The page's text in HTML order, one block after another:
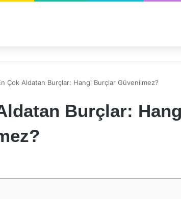
Çok Aldatan Burçlar: Hangi Burçlar Güvenilmez?
Burçlar: